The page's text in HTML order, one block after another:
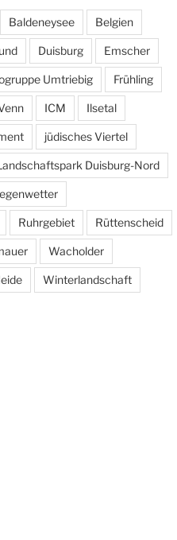
Baldeneysee Belgien
Duisburg Emscher
Umtriebig Frühling
ICM Ilsetal
jüdisches Viertel
Duisburg-Nord
Ruhrgebiet Rüttenscheid
Wacholder
Winterlandschaft